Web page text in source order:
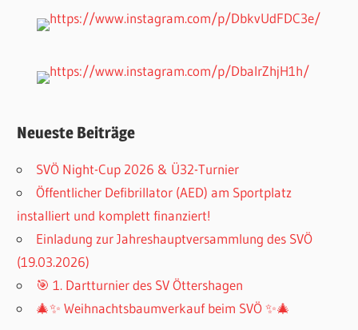
Neueste Beiträge
SVÖ Night-Cup 2026 & Ü32-Turnier
Öffentlicher Defibrillator (AED) am Sportplatz
installiert und komplett finanziert!
Einladung zur Jahreshauptversammlung des SVÖ
(19.03.2026)
🎯 1. Dartturnier des SV Öttershagen
🎄✨ Weihnachtsbaumverkauf beim SVÖ ✨🎄